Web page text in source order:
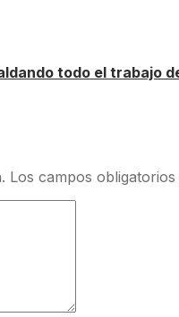
todo el trabajo
Los campos